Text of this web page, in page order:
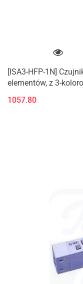
[ISA3-HFP-1N]
elementów, z 3-
1057.80